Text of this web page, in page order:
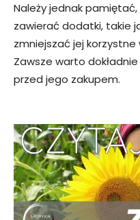
Należy jednak
zawierać dodatki, takie
zmniejszać jej korzystne
Zawsze warto
przed jego zakupem.